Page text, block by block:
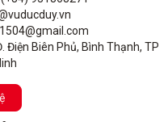
Điện Biên Phủ, Bình Thạnh, TP